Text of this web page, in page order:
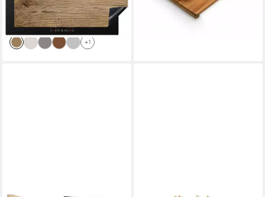
-17%
lieferbar - in 3-4 Werktagen bei dir
+1